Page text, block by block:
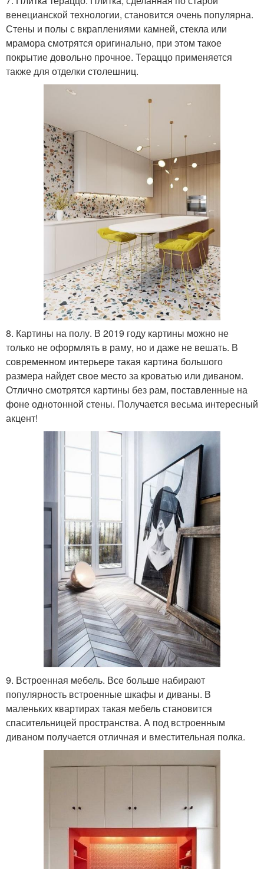
венецианской технологии, становится очень популярна.
Стены и полы с вкраплениями камней, стекла или
мрамора смотрятся оригинально, при этом такое
покрытие довольно прочное. Тераццо применяется
также для отделки столешниц.
8. Картины на полу. В 2019 году картины можно не
только не оформлять в раму, но и даже не вешать. В
современном интерьере такая картина большого
размера найдет свое место за кроватью или диваном.
Отлично смотрятся картины без рам, поставленные на
фоне однотонной стены. Получается весьма интересный
акцент!
9. Встроенная мебель. Все больше набирают
популярность встроенные шкафы и диваны. В
маленьких квартирах такая мебель становится
спасительницей пространства. А под встроенным
диваном получается отличная и вместительная полка.